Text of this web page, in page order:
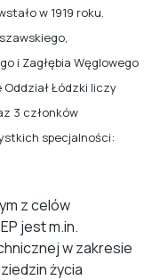
w 1919 roku.
i Zagłębia Węglowego
Oddział Łódzki liczy
3 członków
specjalności:
z celów
jest m.in.
w zakresie
życia